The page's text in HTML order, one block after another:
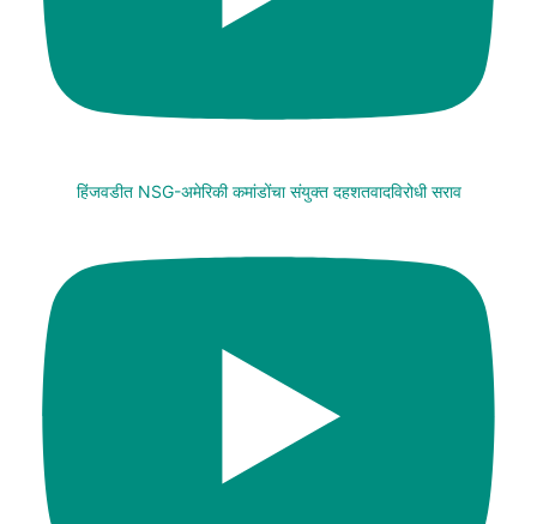
हिंजवडीत NSG-अमेरिकी कमांडोंचा संयुक्त दहशतवादविरोधी सराव